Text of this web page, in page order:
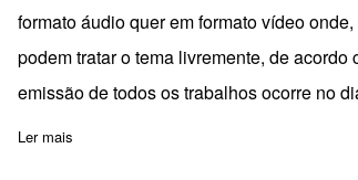
formato áudio quer em formato vídeo
podem tratar o tema livremente, de
emissão de todos os trabalhos ocorre no
Ler mais